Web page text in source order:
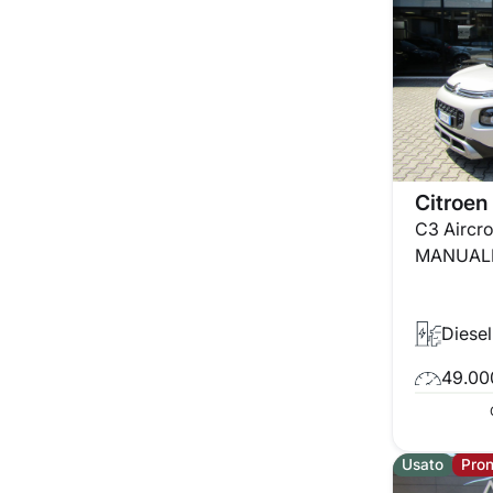
Citroen
C3
Diesel
Usato